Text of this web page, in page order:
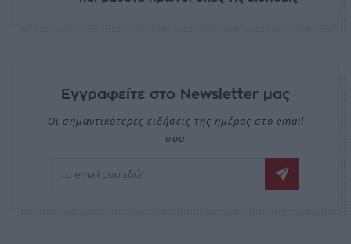
Εγγραφείτε στο Newsletter μας
Οι σημαντικότερες ειδήσεις της ημέρας στο email
σου